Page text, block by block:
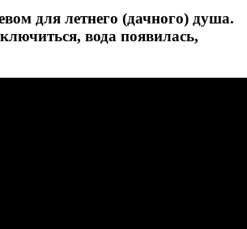
для летнего (дачного) душа.
вода появилась,